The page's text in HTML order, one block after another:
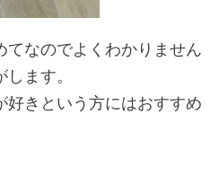
てなのでよくわかりません
ます。
好きという方にはおすすめ